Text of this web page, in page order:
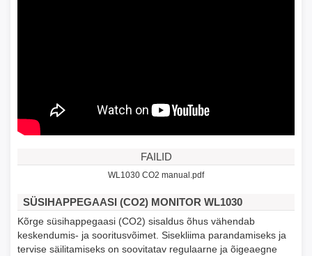
FAILID
WL1030 CO2 manual.pdf
SÜSIHAPPEGAASI (CO2) MONITOR WL1030
Kõrge süsihappegaasi (CO2) sisaldus õhus vähendab
keskendumis- ja sooritusvõimet. Sisekliima parandamiseks ja
tervise säilitamiseks on soovitatav regulaarne ja õigeaegne